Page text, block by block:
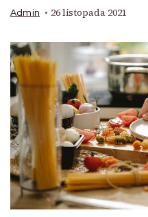
Admin 26 listopada 2021